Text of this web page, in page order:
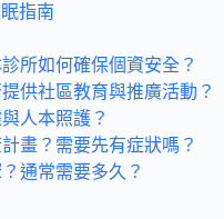
指南
所如何確保個資安全？
供社區教育與推廣活動？
人本照護？
畫？需要先有症狀嗎？
通常需要多久？